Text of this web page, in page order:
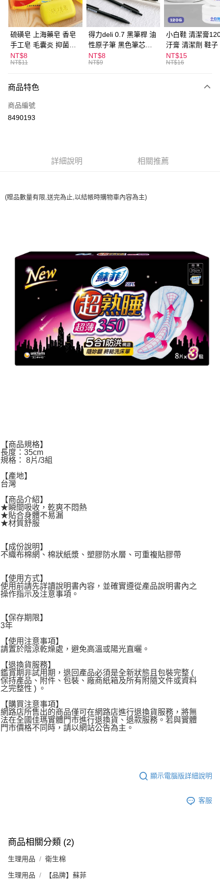
街口支付
悠遊付
ATM付款
全家取貨付款
每筆NT$60，滿NT$599(含以上)免運費
付款後全家取貨
每筆NT$60，滿NT$599(含以上)免運費
每筆NT$60，滿NT$599(含以上)免運費
硫磺皂 上海藥皂 香皂
手工皂 毛囊炎 抑菌除
蟎 清潔護膚 去油去痘
寵物皮膚病 狗狗貓咪
NT$8
NT$11
得力deli 0.7 黑筆桿 油
性原子筆 黑色筆芯
S304
NT$8
NT$9
小白鞋 清潔膏
汙膏 清潔劑 鞋子
漬 白皮鞋 鞋油
NT$15
NT$16
商品特色
商品編號
8490193
詳細說明 相關推薦
(贈品數量有限,送完為止,以結帳時購物車內容為主)
【商品規格】
長度：35cm
規格： 8片/3組
【產地】
台灣
【商品介紹】
★瞬間吸收，乾爽不悶熱
★貼合身體不易漏
★材質舒服
【成份說明】
不織布棉網、棉狀紙漿、塑膠防水層、可重複貼膠帶
【使用方式】
使用前請先詳讀說明書內容，並確實遵從產品說明書內之
操作指示及注意事項。
【保存期限】
3年
【使用注意事項】
請置於陰涼乾燥處，避免高溫或陽光直曬。
【退換貨服務】
鑑賞期非試用期，退回產品必須是全新狀態且包裝完整 (
保持產品、附件、包裝、廠商紙箱及所有附隨文件或資料
之完整性 ) 。
【購買注意事項】
網路店所售出的商品僅可在網路店進行退換貨服務，將無
法在全國佳瑪實體門市進行退換貨、退款服務。若與實體
門市價格不同時，請以網站公告為主。
顯示電腦版詳細說明
客服
商品相關分類 (2)
生理用品 衛生棉
生理用品 【品牌】蘇菲